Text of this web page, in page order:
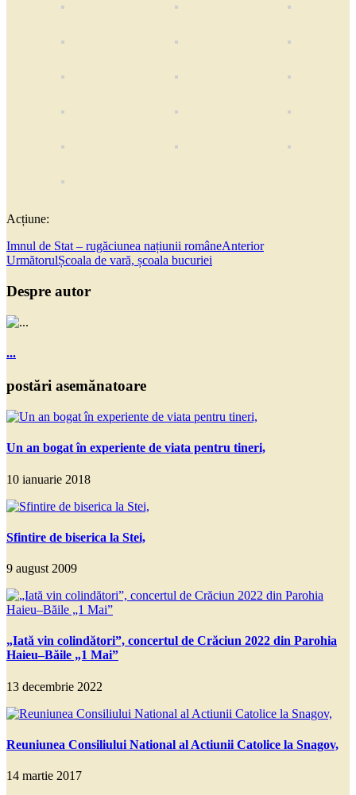
Acțiune:
Imnul de Stat – rugăciunea națiunii româneAnterior
UrmătorulȘcoala de vară, școala bucuriei
Despre autor
...
postări asemănatoare
Un an bogat în experiente de viata pentru tineri,
10 ianuarie 2018
Sfintire de biserica la Stei,
9 august 2009
„Iată vin colindători”, concertul de Crăciun 2022 din Parohia
Haieu–Băile „1 Mai”
13 decembrie 2022
Reuniunea Consiliului National al Actiunii Catolice la Snagov,
14 martie 2017